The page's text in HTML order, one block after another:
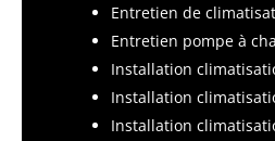
Entretien de
Entretien pompe à
Installation
Installation
Installation